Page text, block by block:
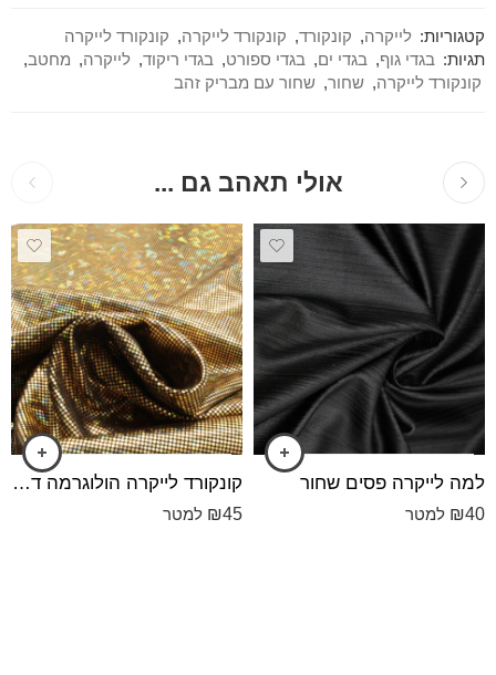
קטגוריות: לייקרה, קונקורד, קונקורד לייקרה, קונקורד לייקרה
תגיות: בגדי גוף, בגדי ים, בגדי ספורט, בגדי ריקוד, לייקרה, מחטב,
קונקורד לייקרה, שחור, שחור עם מבריק זהב
אולי תאהב גם ...
למה לייקרה פסים שחור
₪40 למטר
קונקורד לייקרה הולוגרמה דק הולוגרמה שחור עם זהב
₪45 למטר